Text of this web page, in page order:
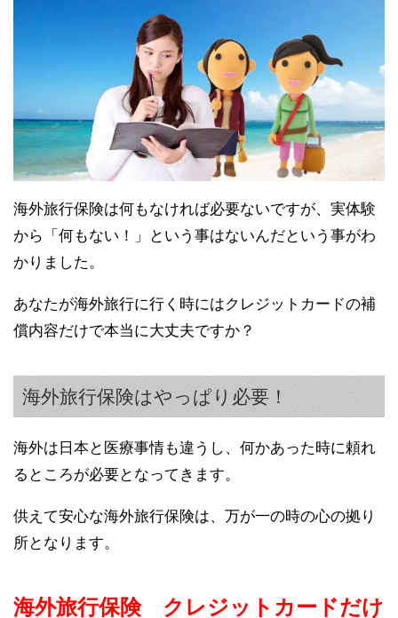
海外旅行保険は何もなければ必要ないですが、実体験
から「何もない！」という事はないんだという事がわ
かりました。
あなたが海外旅行に行く時にはクレジットカードの補
償内容だけで本当に大丈夫ですか？
海外旅行保険はやっぱり必要！
海外は日本と医療事情も違うし、何かあった時に頼れ
るところが必要となってきます。
供えて安心な海外旅行保険は、万が一の時の心の拠り
所となります。
海外旅行保険 クレジットカードだけ